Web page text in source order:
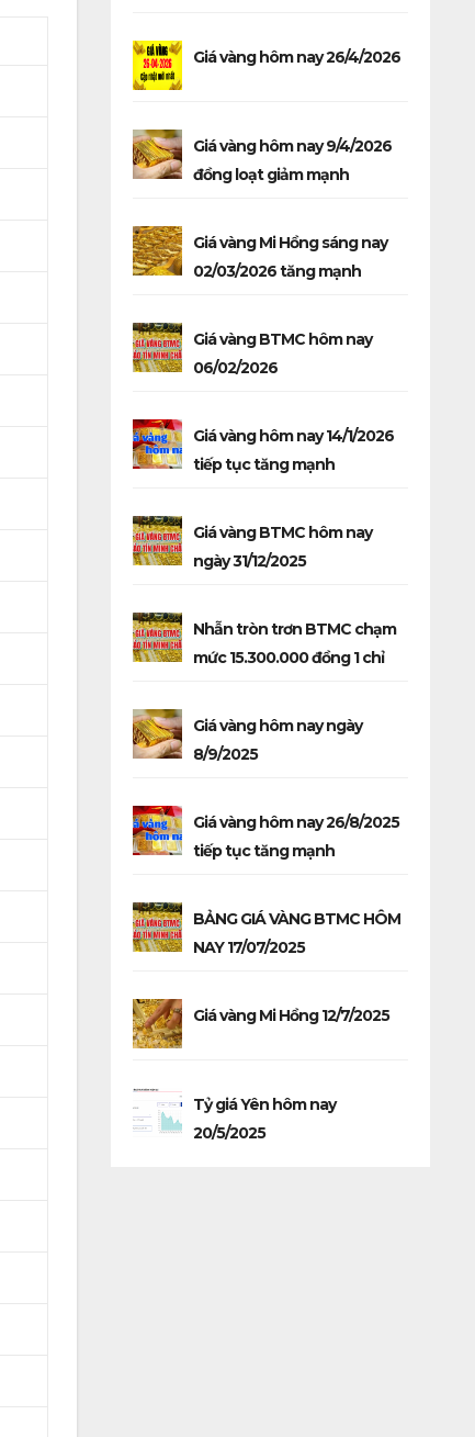
Giá vàng hôm nay 26/4/2026
Giá vàng hôm nay 9/4/2026
đồng loạt giảm mạnh
Giá vàng Mi Hồng sáng nay
02/03/2026 tăng mạnh
Giá vàng BTMC hôm nay
06/02/2026
Giá vàng hôm nay 14/1/2026
tiếp tục tăng mạnh
Giá vàng BTMC hôm nay
ngày 31/12/2025
Nhẫn tròn trơn BTMC chạm
mức 15.300.000 đồng 1 chỉ
Giá vàng hôm nay ngày
8/9/2025
Giá vàng hôm nay 26/8/2025
tiếp tục tăng mạnh
BẢNG GIÁ VÀNG BTMC HÔM
NAY 17/07/2025
Giá vàng Mi Hồng 12/7/2025
Tỷ giá Yên hôm nay
20/5/2025